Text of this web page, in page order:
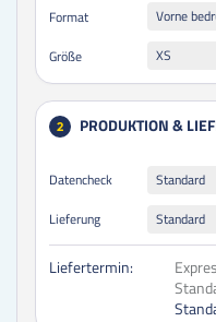
Format
Vorne
Größe
XS
2 PRODUKTION &
Datencheck
Standard
Lieferung
Standard
Liefertermin: